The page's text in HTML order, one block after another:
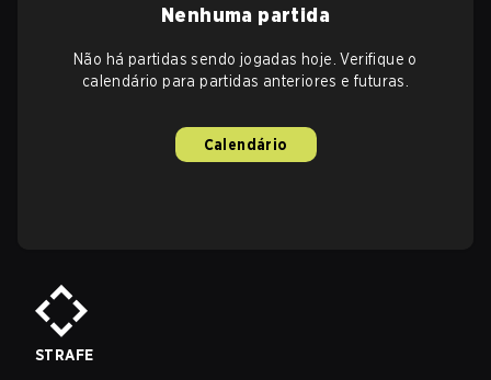
Nenhuma partida
Não há partidas sendo jogadas hoje. Verifique o
calendário para partidas anteriores e futuras.
Calendário
STRAFE